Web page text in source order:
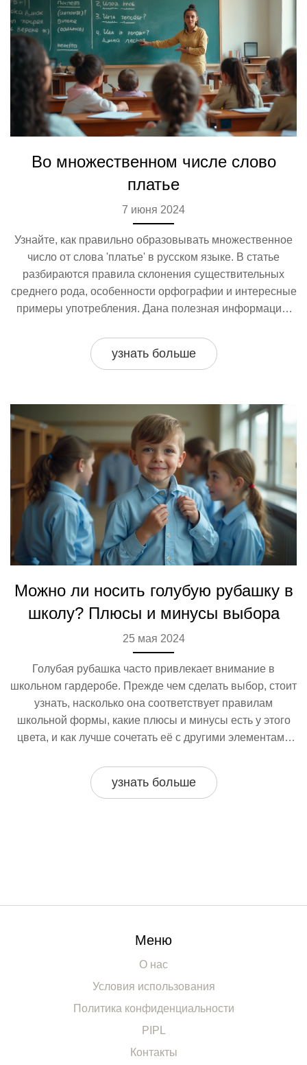
Во множественном числе слово
платье
7 июня 2024
Узнайте, как правильно образовывать множественное
число от слова 'платье' в русском языке. В статье
разбираются правила склонения существительных
среднего рода, особенности орфографии и интересные
примеры употребления. Дана полезная информация,
использовании этого слова.
узнать больше
Можно ли носить голубую рубашку в
школу? Плюсы и минусы выбора
25 мая 2024
Голубая рубашка часто привлекает внимание в
школьном гардеробе. Прежде чем сделать выбор, стоит
узнать, насколько она соответствует правилам
школьной формы, какие плюсы и минусы есть у этого
цвета, и как лучше сочетать её с другими элементами
возможные проблемы, связанные с ношением голубой
рубашки в школу.
узнать больше
Меню
О нас
Условия использования
Политика конфиденциальности
PIPL
Контакты